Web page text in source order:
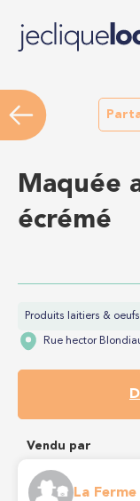
Maquée
écrémé
Produits laitiers &
Rue hector
Vendu par
La